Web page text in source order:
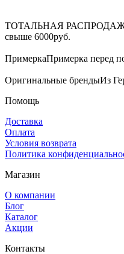
ТОТАЛЬНАЯ
свыше 6000руб.
ПримеркаПримерка перед
Оригинальные брендыИз
Помощь
Доставка
Оплата
Условия возврата
Политика
Магазин
О компании
Блог
Каталог
Акции
Контакты